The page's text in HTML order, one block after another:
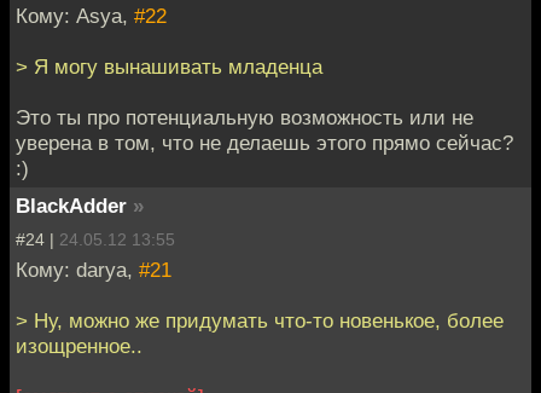
Кому: Asya, #22
> Я могу вынашивать младенца
Это ты про потенциальную возможность или не
уверена в том, что не делаешь этого прямо сейчас?
:)
BlackAdder »
#24 | 24.05.12 13:55
Кому: darya, #21
> Ну, можно же придумать что-то новенькое, более
изощренное..